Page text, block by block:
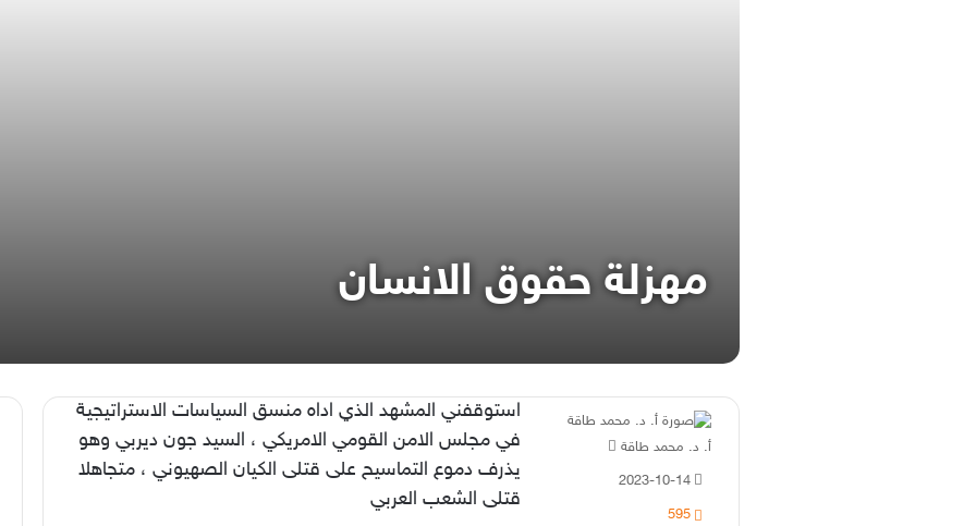
مهزلة حقوق الانسان
استوقفني المشهد الذي اداه منسق السياسات الاستراتيجية
في مجلس الامن القومي الامريكي ، السيد جون ديربي وهو
يذرف دموع التماسيح على قتلى الكيان الصهيوني ، متجاهلا
قتلى الشعب العربي
أ. د. محمد طاقة
2023-10-14
595